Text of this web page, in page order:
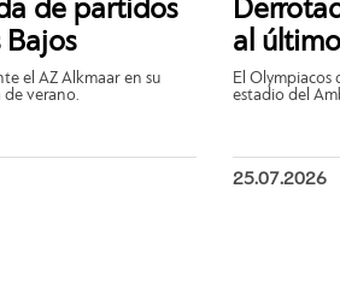
de partidos
Bajos
el AZ Alkmaar en su
verano.
al
El Olympiacos
estadio del
25.07.2026